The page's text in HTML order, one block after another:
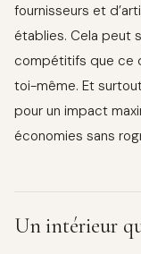
fournisseurs et
établies. Cela peut
compétitifs que ce
toi-même. Et
pour un impact
économies sans
Un intérieur